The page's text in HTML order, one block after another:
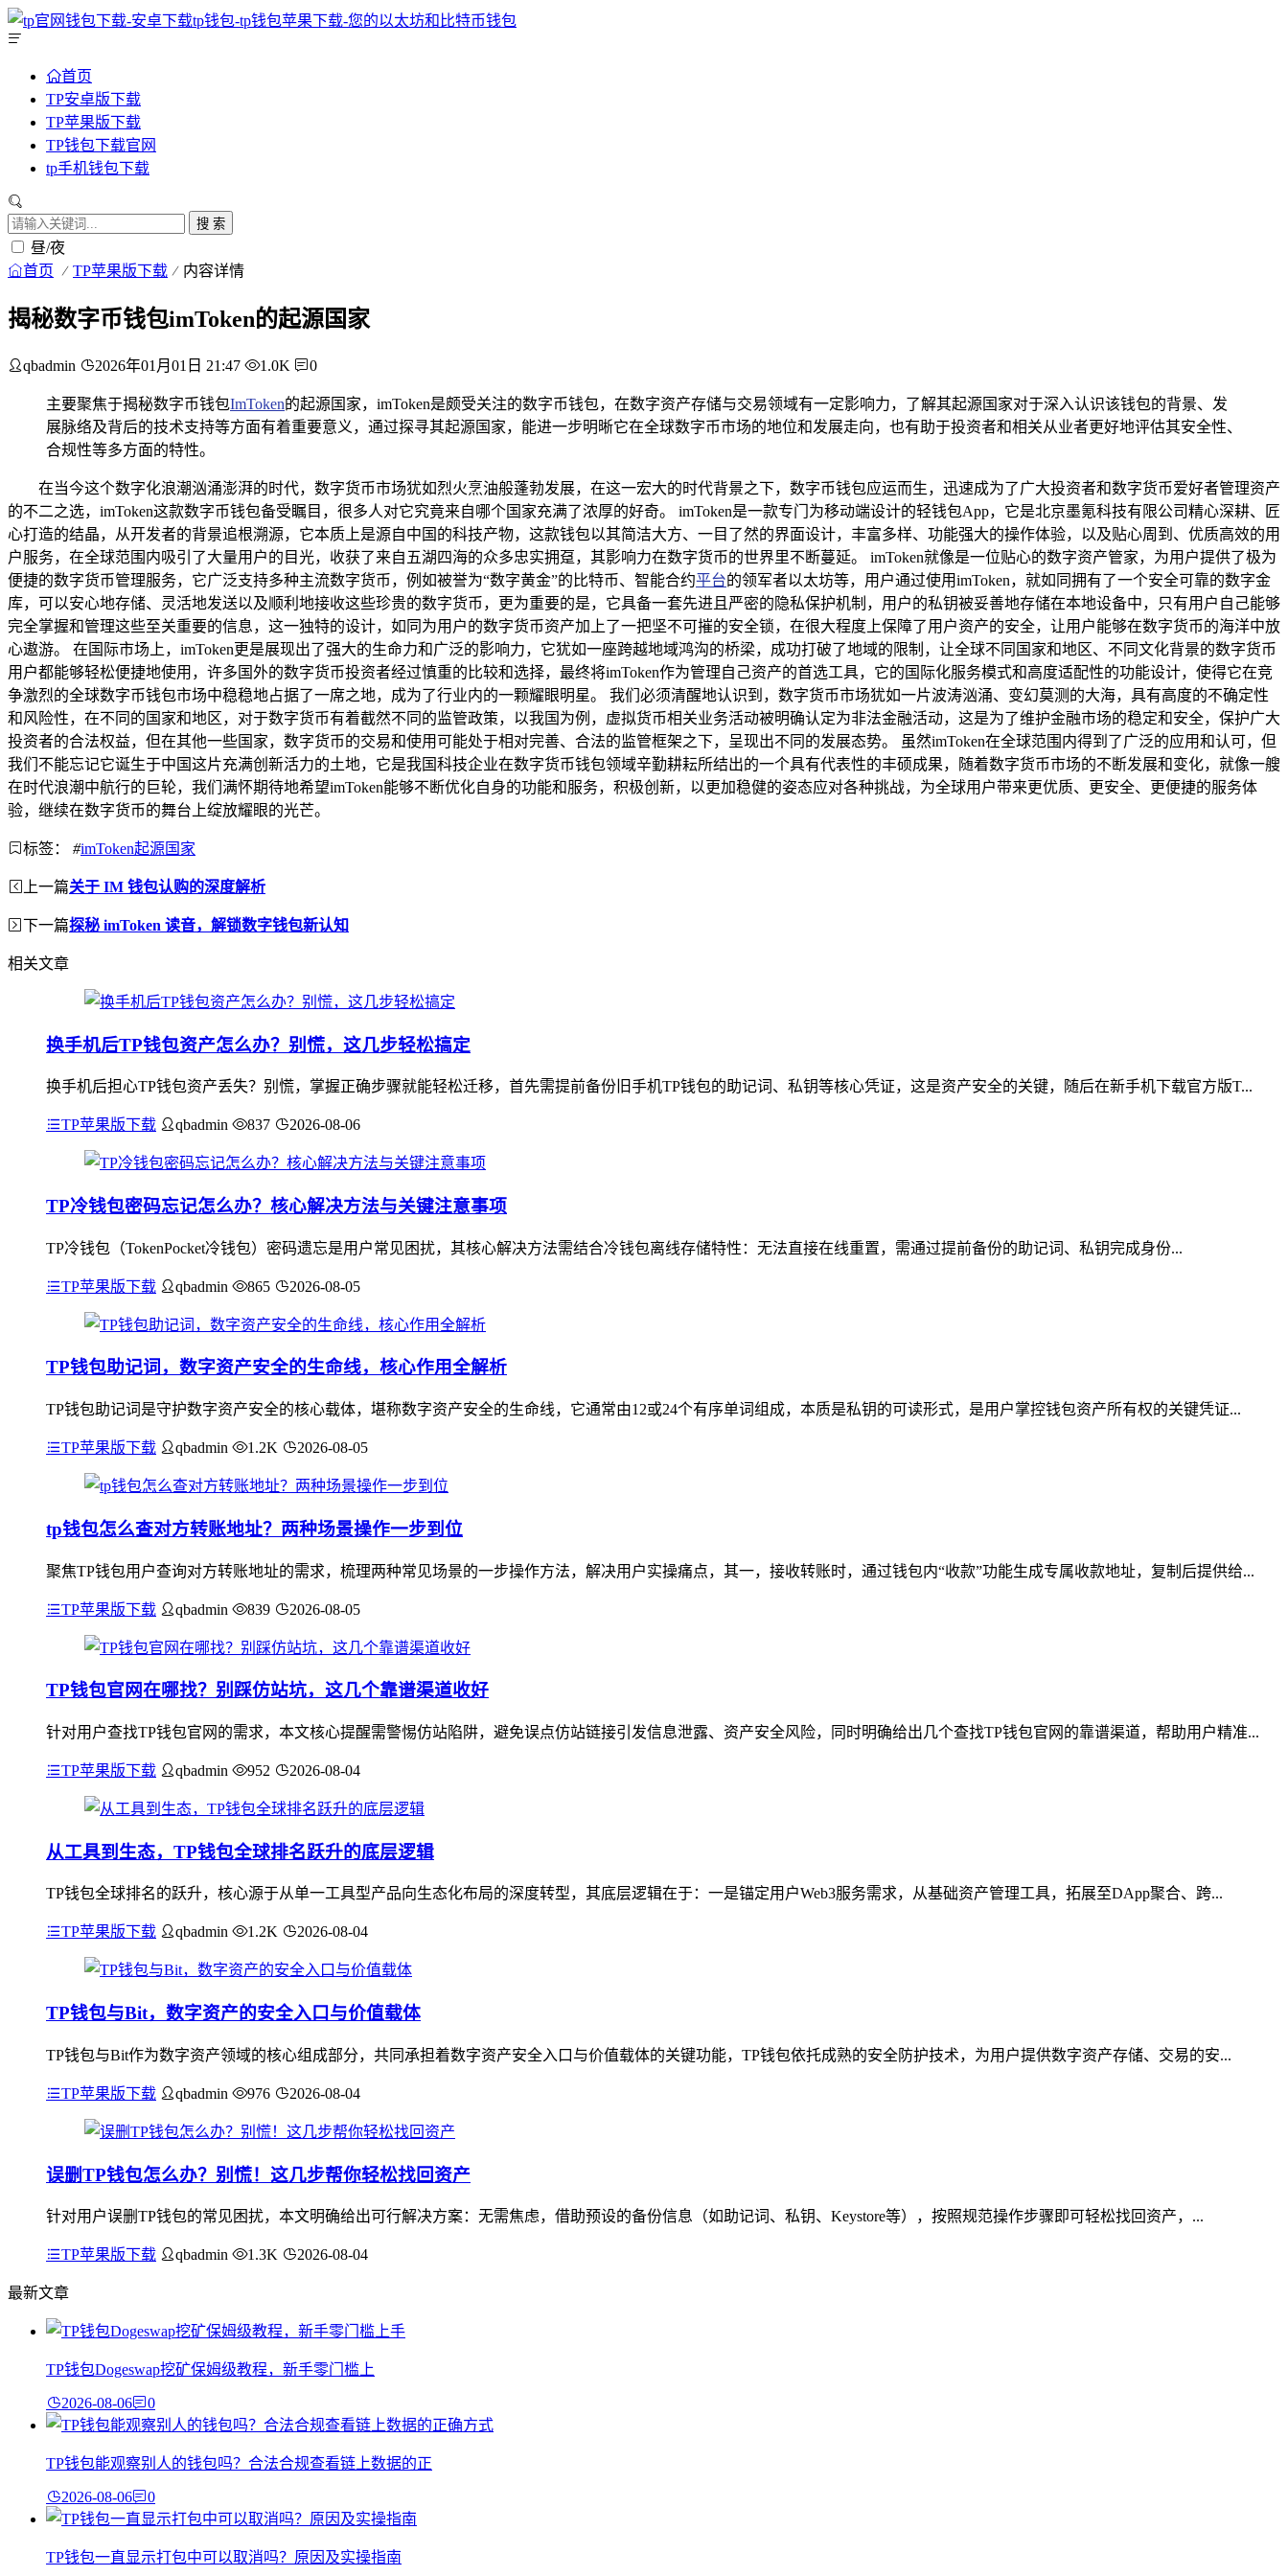
首页
TP安卓版下载
TP苹果版下载
TP钱包下载官网
tp手机钱包下载
搜 索
昼/夜
首页 TP苹果版下载 内容详情
揭秘数字币钱包imToken的起源国家
qbadmin 2026年01月01日 21:47 1.0K 0
主要聚焦于揭秘数字币钱包ImToken的起源国家，imToken是颇受关注的数字币钱包，在数字资产存储与交易领域有一定影响力，了解其起源国家对于深入认识该钱包的背景、发
展脉络及背后的技术支持等方面有着重要意义，通过探寻其起源国家，能进一步明晰它在全球数字币市场的地位和发展走向，也有助于投资者和相关从业者更好地评估其安全性、
合规性等多方面的特性。
在当今这个数字化浪潮汹涌澎湃的时代，数字货币市场犹如烈火烹油般蓬勃发展，在这一宏大的时代背景之下，数字币钱包应运而生，迅速成为了广大投资者和数字货币爱好者管理资产
的不二之选，imToken这款数字币钱包备受瞩目，很多人对它究竟来自哪个国家充满了浓厚的好奇。 imToken是一款专门为移动端设计的轻钱包App，它是北京墨氪科技有限公司精心深耕、匠
心打造的结晶，从开发者的背景追根溯源，它本质上是源自中国的科技产物，这款钱包以其简洁大方、一目了然的界面设计，丰富多样、功能强大的操作体验，以及贴心周到、优质高效的用
户服务，在全球范围内吸引了大量用户的目光，收获了来自五湖四海的众多忠实拥趸，其影响力在数字货币的世界里不断蔓延。 imToken就像是一位贴心的数字资产管家，为用户提供了极为
便捷的数字货币管理服务，它广泛支持多种主流数字货币，例如被誉为“数字黄金”的比特币、智能合约平台的领军者以太坊等，用户通过使用imToken，就如同拥有了一个安全可靠的数字金
库，可以安心地存储、灵活地发送以及顺利地接收这些珍贵的数字货币，更为重要的是，它具备一套先进且严密的隐私保护机制，用户的私钥被妥善地存储在本地设备中，只有用户自己能够
完全掌握和管理这些至关重要的信息，这一独特的设计，如同为用户的数字货币资产加上了一把坚不可摧的安全锁，在很大程度上保障了用户资产的安全，让用户能够在数字货币的海洋中放
心遨游。 在国际市场上，imToken更是展现出了强大的生命力和广泛的影响力，它犹如一座跨越地域鸿沟的桥梁，成功打破了地域的限制，让全球不同国家和地区、不同文化背景的数字货币
用户都能够轻松便捷地使用，许多国外的数字货币投资者经过慎重的比较和选择，最终将imToken作为管理自己资产的首选工具，它的国际化服务模式和高度适配性的功能设计，使得它在竞
争激烈的全球数字币钱包市场中稳稳地占据了一席之地，成为了行业内的一颗耀眼明星。 我们必须清醒地认识到，数字货币市场犹如一片波涛汹涌、变幻莫测的大海，具有高度的不确定性
和风险性，在不同的国家和地区，对于数字货币有着截然不同的监管政策，以我国为例，虚拟货币相关业务活动被明确认定为非法金融活动，这是为了维护金融市场的稳定和安全，保护广大
投资者的合法权益，但在其他一些国家，数字货币的交易和使用可能处于相对完善、合法的监管框架之下，呈现出不同的发展态势。 虽然imToken在全球范围内得到了广泛的应用和认可，但
我们不能忘记它诞生于中国这片充满创新活力的土地，它是我国科技企业在数字货币钱包领域辛勤耕耘所结出的一个具有代表性的丰硕成果，随着数字货币市场的不断发展和变化，就像一艘
在时代浪潮中航行的巨轮，我们满怀期待地希望imToken能够不断优化自身的功能和服务，积极创新，以更加稳健的姿态应对各种挑战，为全球用户带来更优质、更安全、更便捷的服务体
验，继续在数字货币的舞台上绽放耀眼的光芒。
标签： #imToken起源国家
上一篇关于 IM 钱包认购的深度解析
下一篇探秘 imToken 读音，解锁数字钱包新认知
相关文章
换手机后TP钱包资产怎么办？别慌，这几步轻松搞定
换手机后担心TP钱包资产丢失？别慌，掌握正确步骤就能轻松迁移，首先需提前备份旧手机TP钱包的助记词、私钥等核心凭证，这是资产安全的关键，随后在新手机下载官方版T...
TP苹果版下载 qbadmin 837 2026-08-06
TP冷钱包密码忘记怎么办？核心解决方法与关键注意事项
TP冷钱包（TokenPocket冷钱包）密码遗忘是用户常见困扰，其核心解决方法需结合冷钱包离线存储特性：无法直接在线重置，需通过提前备份的助记词、私钥完成身份...
TP苹果版下载 qbadmin 865 2026-08-05
TP钱包助记词，数字资产安全的生命线，核心作用全解析
TP钱包助记词是守护数字资产安全的核心载体，堪称数字资产安全的生命线，它通常由12或24个有序单词组成，本质是私钥的可读形式，是用户掌控钱包资产所有权的关键凭证...
TP苹果版下载 qbadmin 1.2K 2026-08-05
tp钱包怎么查对方转账地址？两种场景操作一步到位
聚焦TP钱包用户查询对方转账地址的需求，梳理两种常见场景的一步操作方法，解决用户实操痛点，其一，接收转账时，通过钱包内“收款”功能生成专属收款地址，复制后提供给...
TP苹果版下载 qbadmin 839 2026-08-05
TP钱包官网在哪找？别踩仿站坑，这几个靠谱渠道收好
针对用户查找TP钱包官网的需求，本文核心提醒需警惕仿站陷阱，避免误点仿站链接引发信息泄露、资产安全风险，同时明确给出几个查找TP钱包官网的靠谱渠道，帮助用户精准...
TP苹果版下载 qbadmin 952 2026-08-04
从工具到生态，TP钱包全球排名跃升的底层逻辑
TP钱包全球排名的跃升，核心源于从单一工具型产品向生态化布局的深度转型，其底层逻辑在于：一是锚定用户Web3服务需求，从基础资产管理工具，拓展至DApp聚合、跨...
TP苹果版下载 qbadmin 1.2K 2026-08-04
TP钱包与Bit，数字资产的安全入口与价值载体
TP钱包与Bit作为数字资产领域的核心组成部分，共同承担着数字资产安全入口与价值载体的关键功能，TP钱包依托成熟的安全防护技术，为用户提供数字资产存储、交易的安...
TP苹果版下载 qbadmin 976 2026-08-04
误删TP钱包怎么办？别慌！这几步帮你轻松找回资产
针对用户误删TP钱包的常见困扰，本文明确给出可行解决方案：无需焦虑，借助预设的备份信息（如助记词、私钥、Keystore等），按照规范操作步骤即可轻松找回资产，...
TP苹果版下载 qbadmin 1.3K 2026-08-04
最新文章
TP钱包Dogeswap挖矿保姆级教程，新手零门槛上
2026-08-06 0
TP钱包能观察别人的钱包吗？合法合规查看链上数据的正
2026-08-06 0
TP钱包一直显示打包中可以取消吗？原因及实操指南